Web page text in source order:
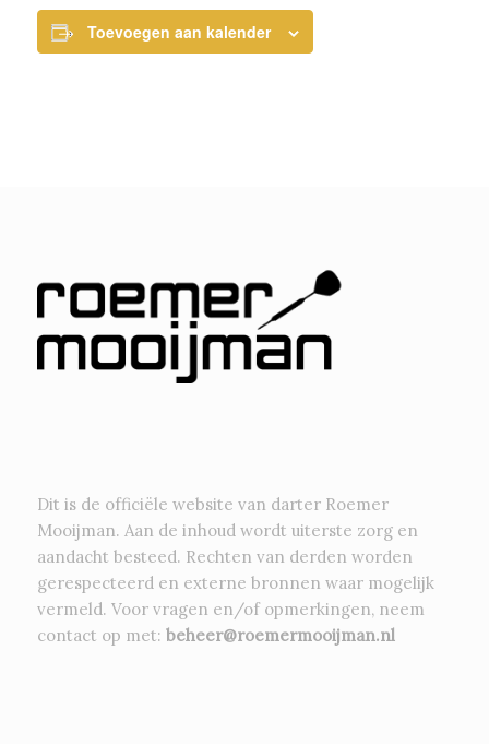
Toevoegen aan kalender
Dit is de officiële website van darter Roemer
Mooijman. Aan de inhoud wordt uiterste zorg en
aandacht besteed. Rechten van derden worden
gerespecteerd en externe bronnen waar mogelijk
vermeld. Voor vragen en/of opmerkingen, neem
contact op met: beheer@roemermooijman.nl